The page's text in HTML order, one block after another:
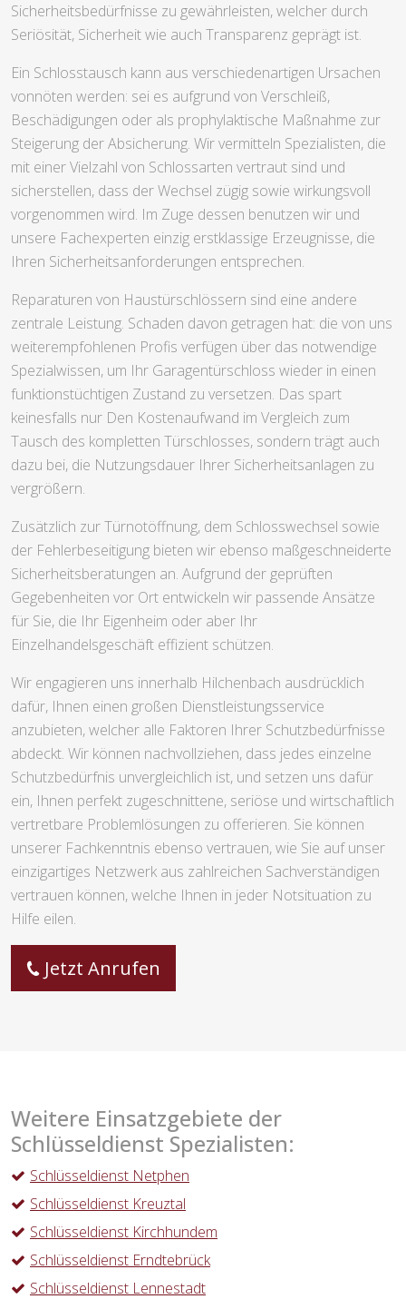
Sicherheitsbedürfnisse zu gewährleisten, welcher durch
Seriösität, Sicherheit wie auch Transparenz geprägt ist.
Ein Schlosstausch kann aus verschiedenartigen Ursachen
vonnöten werden: sei es aufgrund von Verschleiß,
Beschädigungen oder als prophylaktische Maßnahme zur
Steigerung der Absicherung. Wir vermitteln Spezialisten, die
mit einer Vielzahl von Schlossarten vertraut sind und
sicherstellen, dass der Wechsel zügig sowie wirkungsvoll
vorgenommen wird. Im Zuge dessen benutzen wir und
unsere Fachexperten einzig erstklassige Erzeugnisse, die
Ihren Sicherheitsanforderungen entsprechen.
Reparaturen von Haustürschlössern sind eine andere
zentrale Leistung. Schaden davon getragen hat: die von uns
weiterempfohlenen Profis verfügen über das notwendige
Spezialwissen, um Ihr Garagentürschloss wieder in einen
funktionstüchtigen Zustand zu versetzen. Das spart
keinesfalls nur Den Kostenaufwand im Vergleich zum
Tausch des kompletten Türschlosses, sondern trägt auch
dazu bei, die Nutzungsdauer Ihrer Sicherheitsanlagen zu
vergrößern.
Zusätzlich zur Türnotöffnung, dem Schlosswechsel sowie
der Fehlerbeseitigung bieten wir ebenso maßgeschneiderte
Sicherheitsberatungen an. Aufgrund der geprüften
Gegebenheiten vor Ort entwickeln wir passende Ansätze
für Sie, die Ihr Eigenheim oder aber Ihr
Einzelhandelsgeschäft effizient schützen.
Wir engagieren uns innerhalb Hilchenbach ausdrücklich
dafür, Ihnen einen großen Dienstleistungsservice
anzubieten, welcher alle Faktoren Ihrer Schutzbedürfnisse
abdeckt. Wir können nachvollziehen, dass jedes einzelne
Schutzbedürfnis unvergleichlich ist, und setzen uns dafür
ein, Ihnen perfekt zugeschnittene, seriöse und wirtschaftlich
vertretbare Problemlösungen zu offerieren. Sie können
unserer Fachkenntnis ebenso vertrauen, wie Sie auf unser
einzigartiges Netzwerk aus zahlreichen Sachverständigen
vertrauen können, welche Ihnen in jeder Notsituation zu
Hilfe eilen.
Jetzt Anrufen
Weitere Einsatzgebiete der
Schlüsseldienst Spezialisten:
Schlüsseldienst Netphen
Schlüsseldienst Kreuztal
Schlüsseldienst Kirchhundem
Schlüsseldienst Erndtebrück
Schlüsseldienst Lennestadt